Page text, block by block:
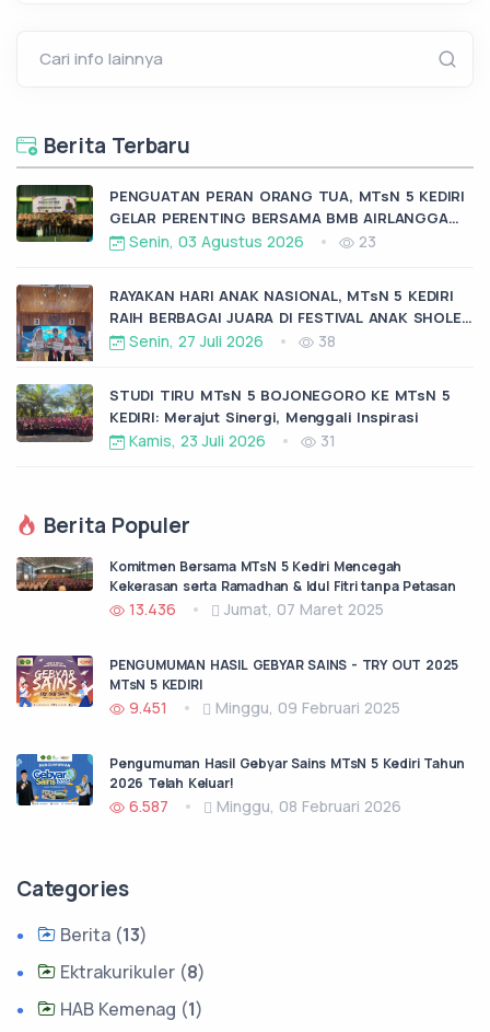
Cari info lainnya
Berita Terbaru
PENGUATAN PERAN ORANG TUA, MTsN 5 KEDIRI
GELAR PERENTING BERSAMA BMB AIRLANGGA
KRASSenin, 03 Agustus 2026 23
RAYAKAN HARI ANAK NASIONAL, MTsN 5 KEDIRI
RAIH BERBAGAI JUARA DI FESTIVAL ANAK SHOLEH
KABUPATEN KEDIRI
Senin, 27 Juli 2026 38
STUDI TIRU MTsN 5 BOJONEGORO KE MTsN 5
KEDIRI: Merajut Sinergi, Menggali Inspirasi
Kamis, 23 Juli 2026 31
Berita Populer
Komitmen Bersama MTsN 5 Kediri Mencegah
Kekerasan serta Ramadhan & Idul Fitri tanpa Petasan
13.436 Jumat, 07 Maret 2025
PENGUMUMAN HASIL GEBYAR SAINS - TRY OUT 2025
MTsN 5 KEDIRI
9.451 Minggu, 09 Februari 2025
Pengumuman Hasil Gebyar Sains MTsN 5 Kediri Tahun
2026 Telah Keluar!
6.587 Minggu, 08 Februari 2026
Categories
Berita (13)
Ektrakurikuler (8)
HAB Kemenag (1)